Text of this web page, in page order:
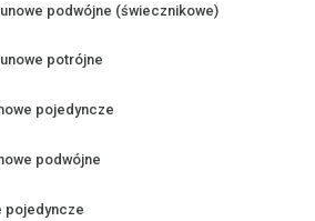
podwójne (świecznikowe)
potrójne
pojedyncze
podwójne
pojedyncze